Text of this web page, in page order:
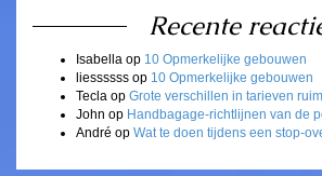
Recente
Isabella op 10 Opmerkelijke gebouwen
liessssss op 10 Opmerkelijke gebouwen
Tecla op Grote verschillen in tarieven
John op Handbagage-richtlijnen van de
André op Wat te doen tijdens een stop-